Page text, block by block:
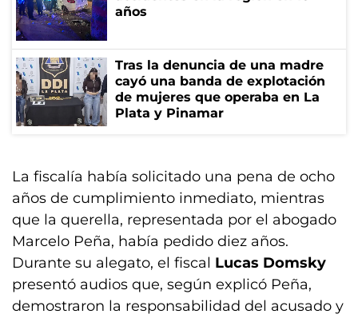
años
Tras la denuncia de una madre
cayó una banda de explotación
de mujeres que operaba en La
Plata y Pinamar
La fiscalía había solicitado una pena de ocho
años de cumplimiento inmediato, mientras
que la querella, representada por el abogado
Marcelo Peña, había pedido diez años.
Durante su alegato, el fiscal Lucas Domsky
presentó audios que, según explicó Peña,
demostraron la responsabilidad del acusado y